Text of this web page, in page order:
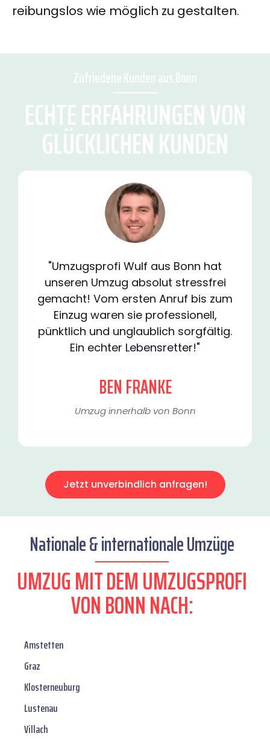
reibungslos wie möglich zu gestalten.
Zufriedene Kunden aus Bonn
ECHTE ERFAHRUNGEN VON
GLÜCKLICHEN KUNDEN
"Umzugsprofi Wulf aus Bonn hat
unseren Umzug absolut stressfrei
gemacht! Vom ersten Anruf bis zum
Einzug waren sie professionell,
pünktlich und unglaublich sorgfältig.
Ein echter Lebensretter!"
BEN FRANKE
Umzug innerhalb von Bonn​
Jetzt unverbindlich anfragen!
Nationale & internationale Umzüge
UMZUG MIT DEM UMZUGSPROFI
VON BONN NACH:
Amstetten
Graz
Klosterneuburg
Lustenau
Villach